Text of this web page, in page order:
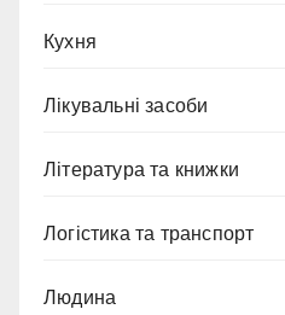
Кухня
Лікувальні засоби
Література та книжки
Логістика та транспорт
Людина